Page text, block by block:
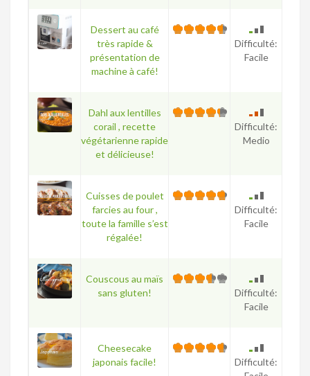
Dessert au café
très rapide &
présentation de
machine à café!
Difficulté:
Facile
Dahl aux lentilles
corail , recette
végétarienne rapide
et délicieuse!
Difficulté:
Medio
Cuisses de poulet
farcies au four ,
toute la famille s’est
régalée!
Difficulté:
Facile
Couscous au maïs
sans gluten!
Difficulté:
Facile
Cheesecake
japonais facile!
Difficulté: